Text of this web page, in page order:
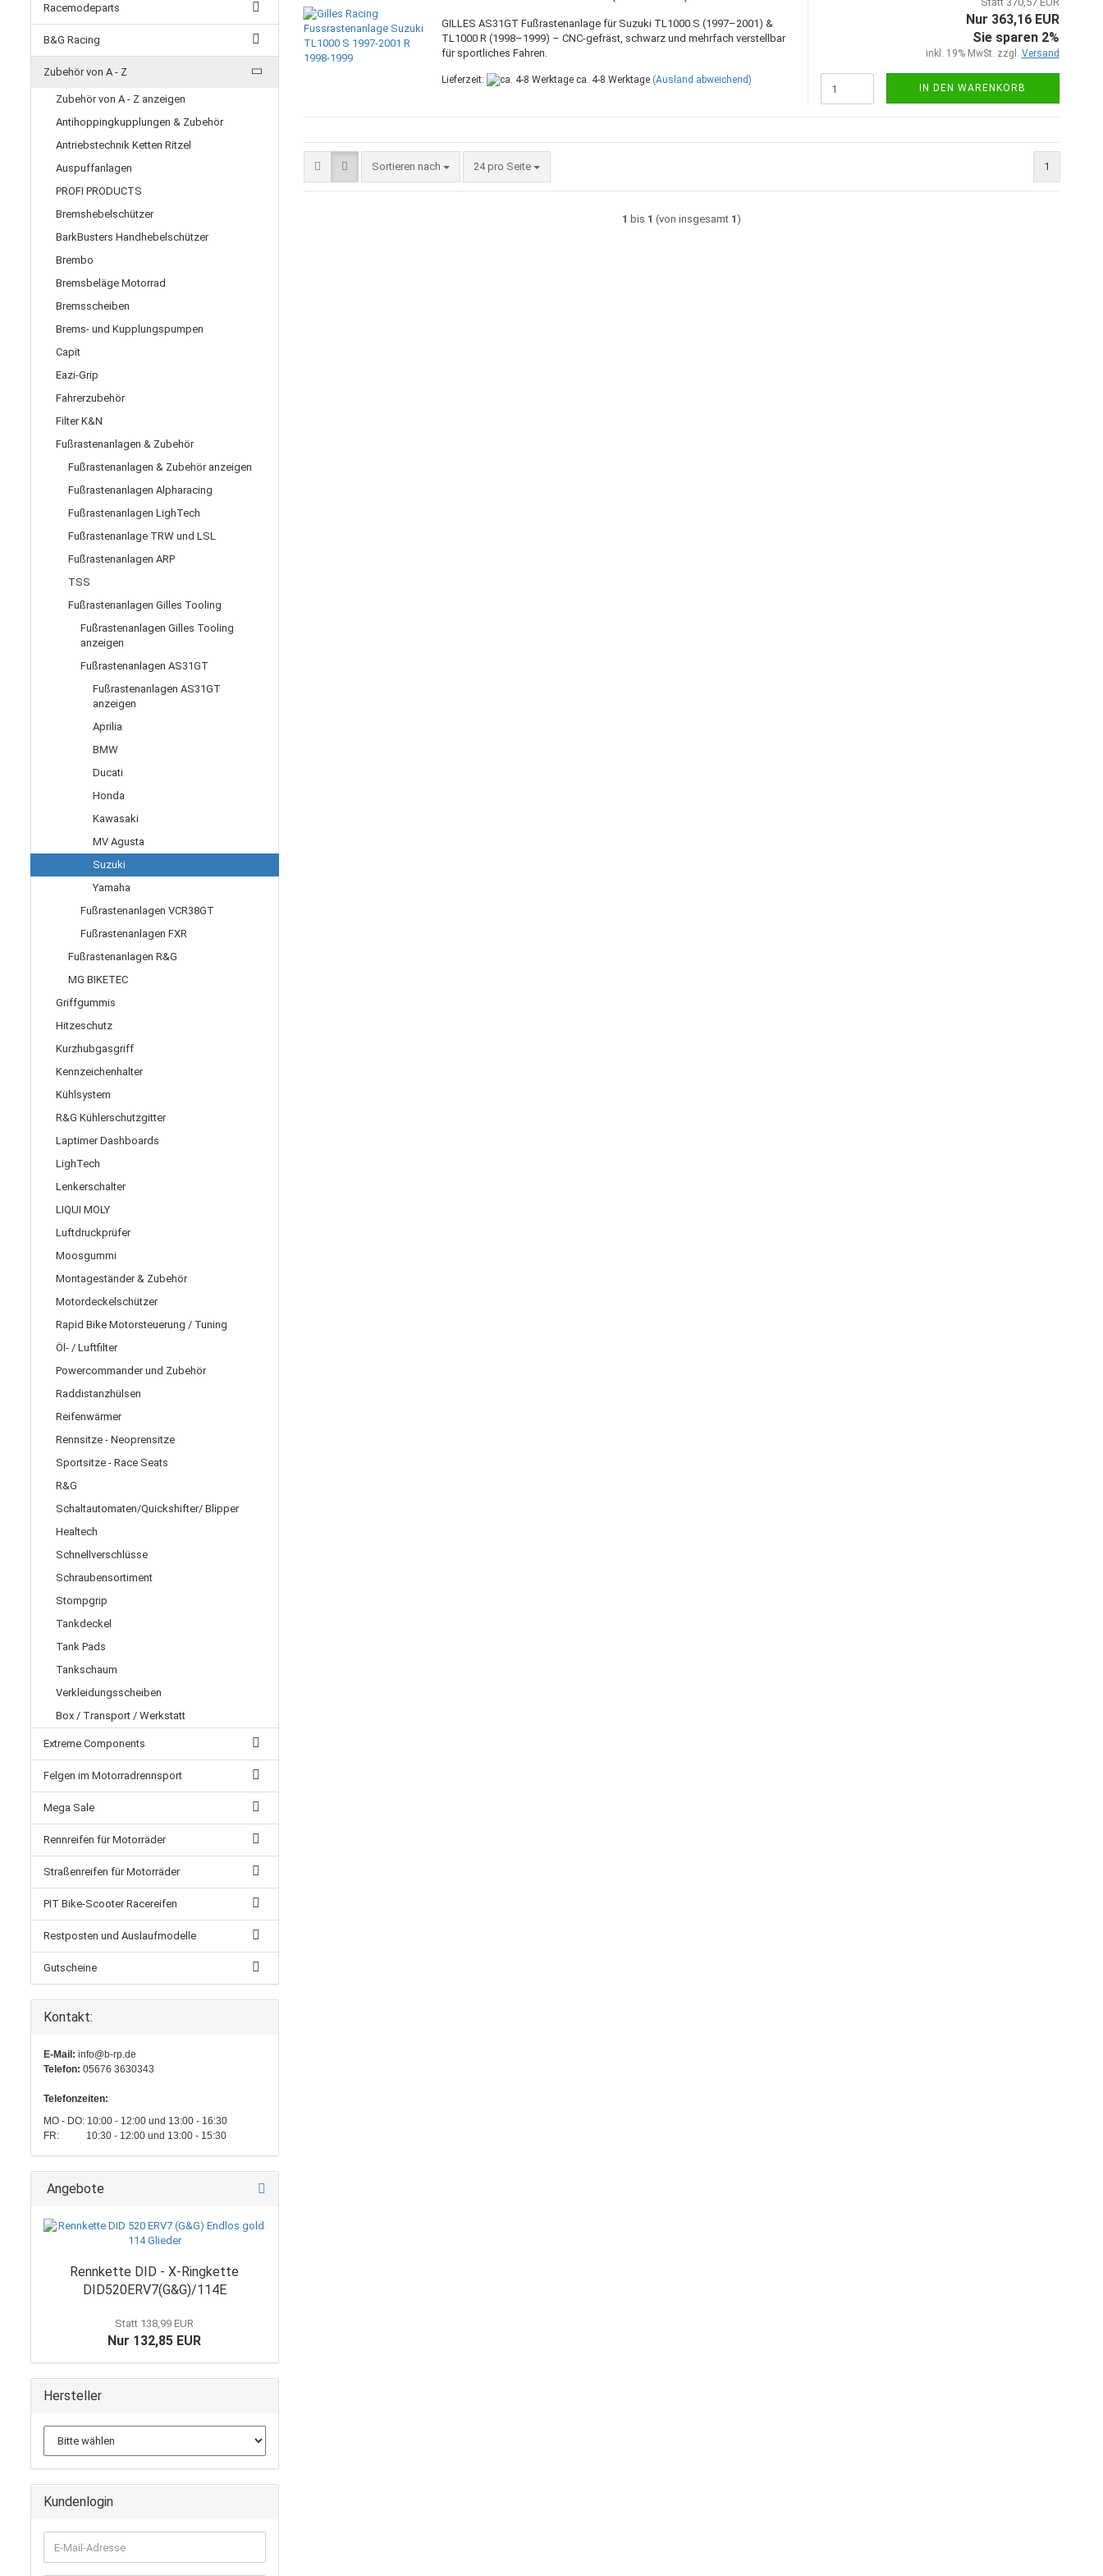
GILLES AS31GT Fußrastenanlage für Suzuki TL1000 S (1997–2001) &
TL1000 R (1998–1999) – CNC-gefräst, schwarz und mehrfach verstellbar
für sportliches Fahren.
Lieferzeit: ca. 4-8 Werktage (Ausland abweichend)
Nur 363,16 EUR
Sie sparen 2%
inkl. 19% MwSt. zzgl. Versand
IN DEN WARENKORB
Sortieren nach
Sortieren nach 24 pro Seite
pro Seite 1
1 bis 1 (von insgesamt 1)
Racemodeparts
B&G Racing
Zubehör von A - Z
Zubehör von A - Z anzeigen
Antihoppingkupplungen & Zubehör
Antriebstechnik Ketten Ritzel
Auspuffanlagen
PROFI PRODUCTS
Bremshebelschützer
BarkBusters Handhebelschützer
Brembo
Bremsbeläge Motorrad
Bremsscheiben
Brems- und Kupplungspumpen
Capit
Eazi-Grip
Fahrerzubehör
Filter K&N
Fußrastenanlagen & Zubehör
Fußrastenanlagen & Zubehör anzeigen
Fußrastenanlagen Alpharacing
Fußrastenanlagen LighTech
Fußrastenanlage TRW und LSL
Fußrastenanlagen ARP
TSS
Fußrastenanlagen Gilles Tooling
Fußrastenanlagen Gilles Tooling
anzeigen
Fußrastenanlagen AS31GT
Fußrastenanlagen AS31GT
anzeigen
Aprilia
BMW
Ducati
Honda
Kawasaki
MV Agusta
Suzuki
Yamaha
Fußrastenanlagen VCR38GT
Fußrastenanlagen FXR
Fußrastenanlagen R&G
MG BIKETEC
Griffgummis
Hitzeschutz
Kurzhubgasgriff
Kennzeichenhalter
Kühlsystem
R&G Kühlerschutzgitter
Laptimer Dashboards
LighTech
Lenkerschalter
LIQUI MOLY
Luftdruckprüfer
Moosgummi
Montageständer & Zubehör
Motordeckelschützer
Rapid Bike Motorsteuerung / Tuning
Öl- / Luftfilter
Powercommander und Zubehör
Raddistanzhülsen
Reifenwärmer
Rennsitze - Neoprensitze
Sportsitze - Race Seats
R&G
Schaltautomaten/Quickshifter/ Blipper
Healtech
Schnellverschlüsse
Schraubensortiment
Stompgrip
Tankdeckel
Tank Pads
Tankschaum
Verkleidungsscheiben
Box / Transport / Werkstatt
Extreme Components
Felgen im Motorradrennsport
Mega Sale
Rennreifen für Motorräder
Straßenreifen für Motorräder
PIT Bike-Scooter Racereifen
Restposten und Auslaufmodelle
Gutscheine
Kontakt:
E-Mail: info@b-rp.de
Telefon: 05676 3630343
Telefonzeiten:
MO - DO: 10:00 - 12:00 und 13:00 - 16:30
FR: 10:30 - 12:00 und 13:00 - 15:30
Angebote
Rennkette DID - X-Ringkette
DID520ERV7(G&G)/114E
Statt 138,99 EUR
Nur 132,85 EUR
Hersteller
Kundenlogin
E-
Mail-